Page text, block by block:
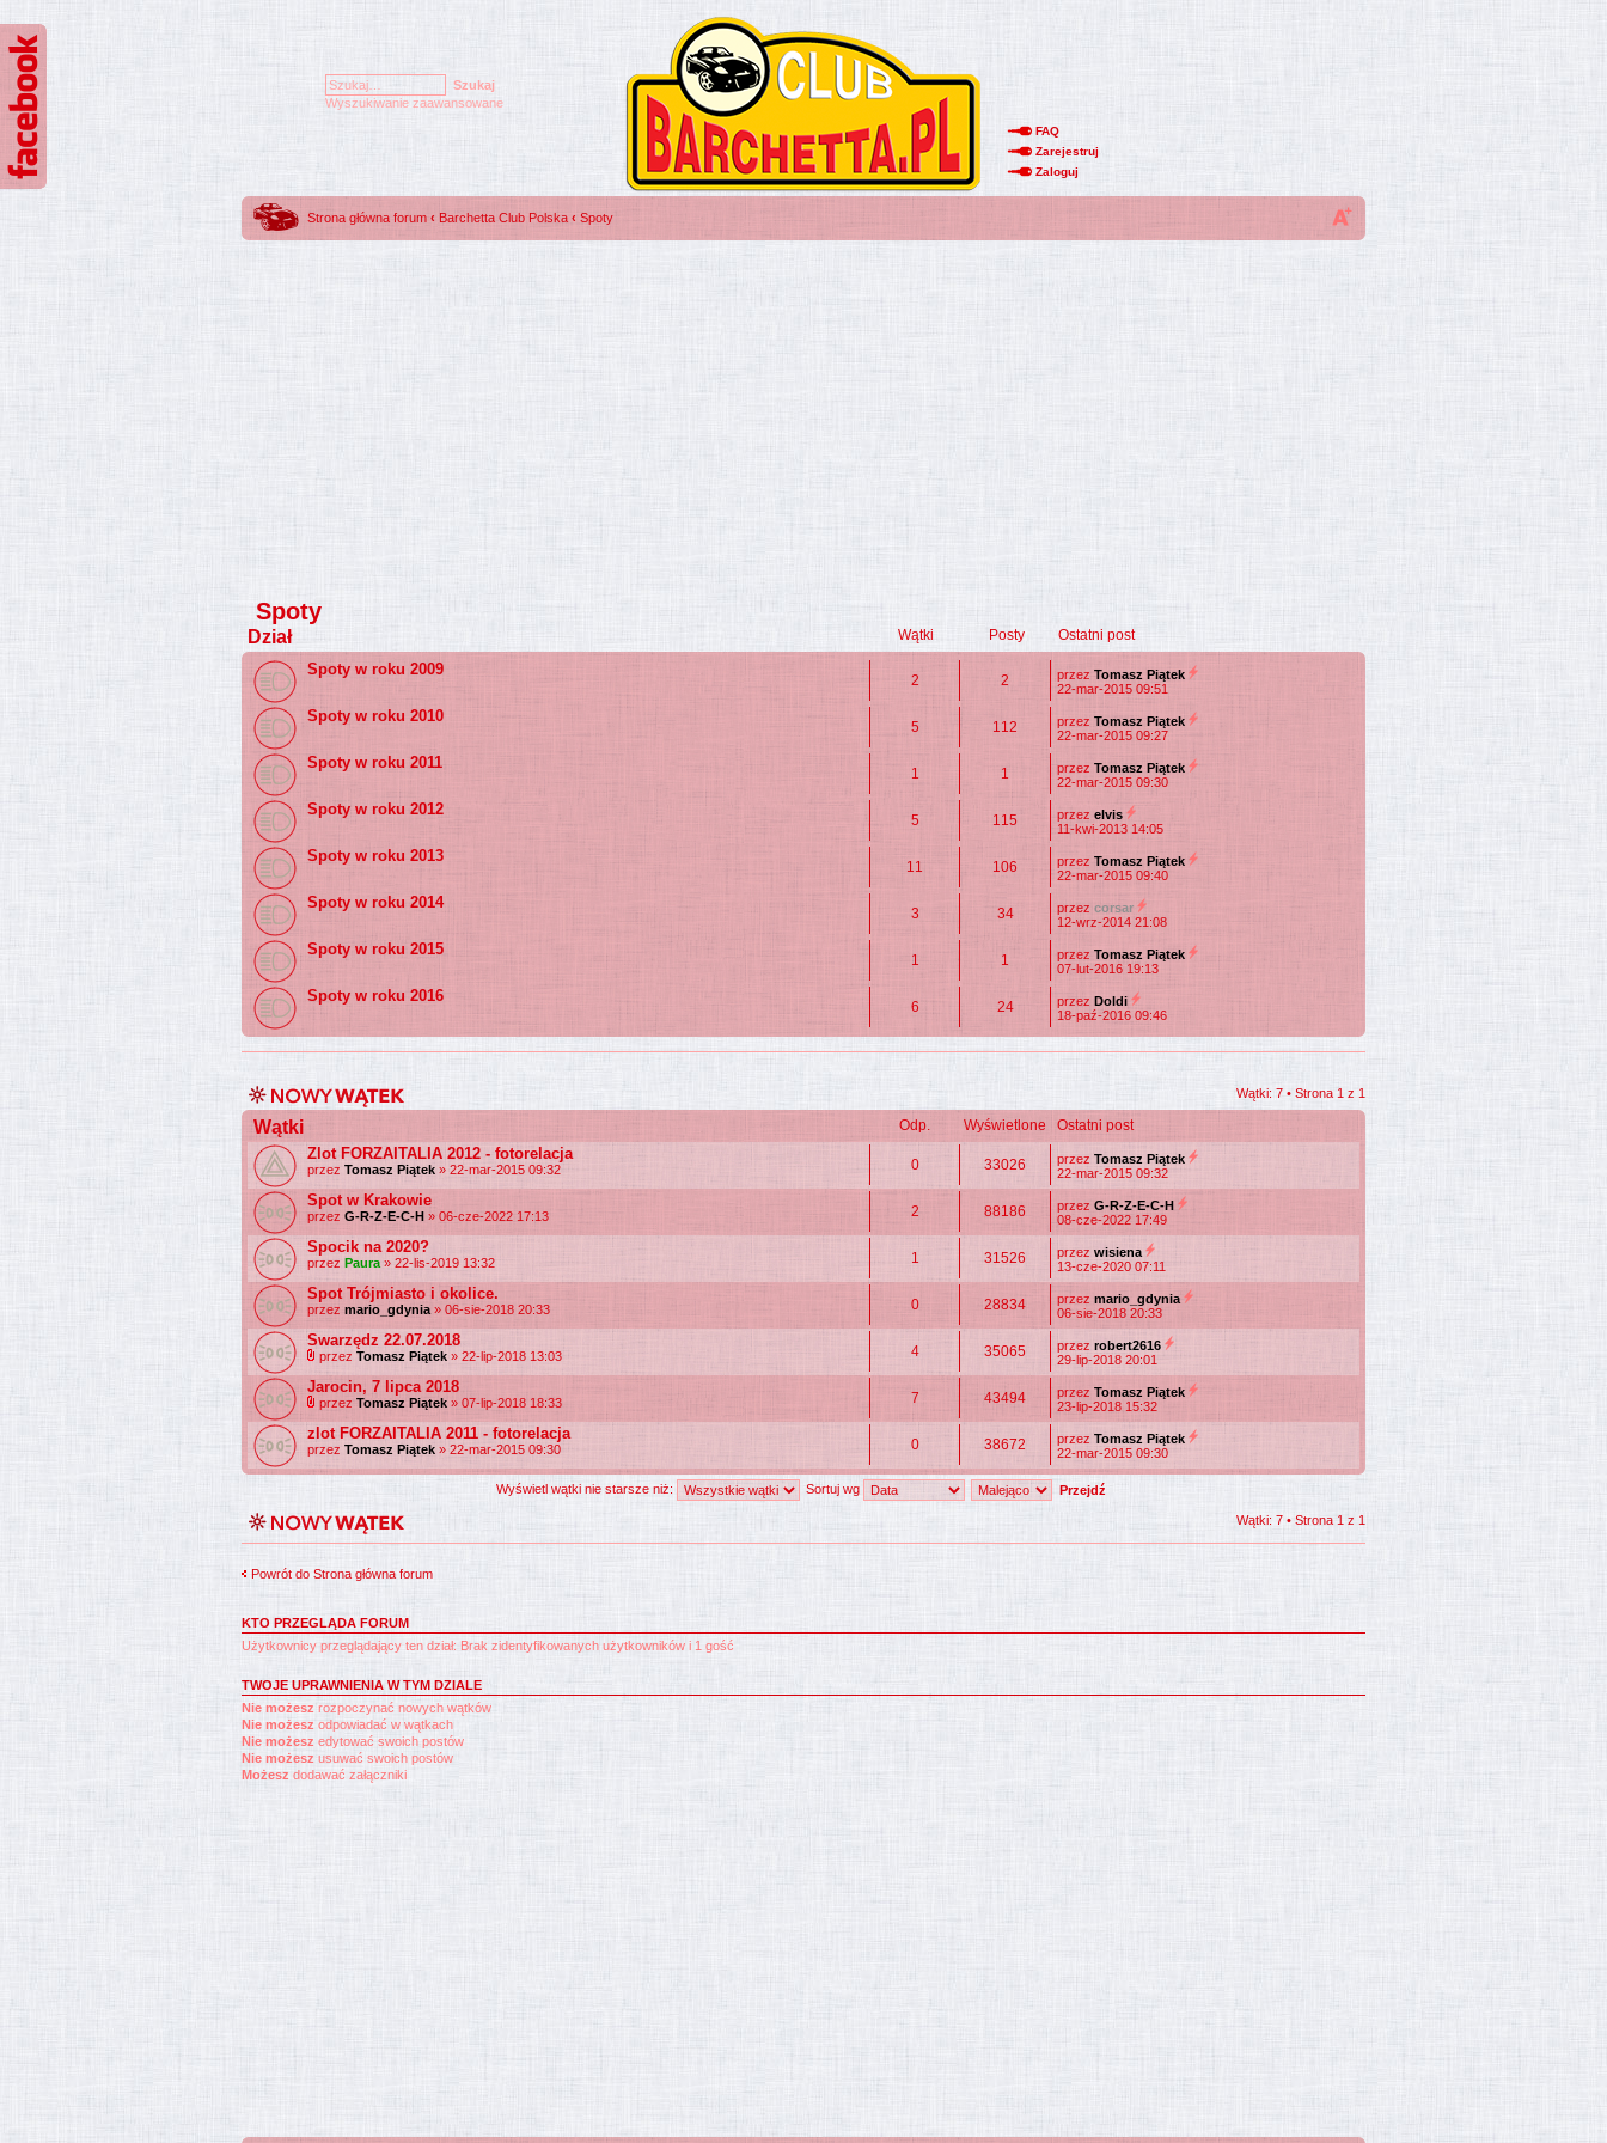
Wyszukiwanie zaawansowane
FAQ
Zarejestruj
Zaloguj
Strona główna forum ‹ Barchetta Club Polska ‹ Spoty
Spoty
Dział Wątki Posty Ostatni post
Spoty w roku 2009
2 2 przez Tomasz Piątek
22-mar-2015 09:51
Spoty w roku 2010
5 112 przez Tomasz Piątek
22-mar-2015 09:27
Spoty w roku 2011
1 1 przez Tomasz Piątek
22-mar-2015 09:30
Spoty w roku 2012
5 115 przez elvis
11-kwi-2013 14:05
Spoty w roku 2013
11 106 przez Tomasz Piątek
22-mar-2015 09:40
Spoty w roku 2014
3 34 przez corsar
12-wrz-2014 21:08
Spoty w roku 2015
1 1 przez Tomasz Piątek
07-lut-2016 19:13
Spoty w roku 2016
6 24 przez Doldi
18-paź-2016 09:46
Wątki: 7 • Strona 1 z 1
Wątki Odp. Wyświetlone Ostatni post
Zlot FORZAITALIA 2012 - fotorelacja
przez Tomasz Piątek » 22-mar-2015 09:32 0 33026 przez Tomasz Piątek
22-mar-2015 09:32
Spot w Krakowie
przez G-R-Z-E-C-H » 06-cze-2022 17:13 2 88186 przez G-R-Z-E-C-H
08-cze-2022 17:49
Spocik na 2020?
przez Paura » 22-lis-2019 13:32 1 31526 przez wisiena
13-cze-2020 07:11
Spot Trójmiasto i okolice.
przez mario_gdynia » 06-sie-2018 20:33 0 28834 przez mario_gdynia
06-sie-2018 20:33
Swarzędz 22.07.2018
przez Tomasz Piątek » 22-lip-2018 13:03 4 35065 przez robert2616
29-lip-2018 20:01
Jarocin, 7 lipca 2018
przez Tomasz Piątek » 07-lip-2018 18:33 7 43494 przez Tomasz Piątek
23-lip-2018 15:32
zlot FORZAITALIA 2011 - fotorelacja
przez Tomasz Piątek » 22-mar-2015 09:30 0 38672 przez Tomasz Piątek
22-mar-2015 09:30
Wyświetl wątki nie starsze niż: Sortuj wg
Wątki: 7 • Strona 1 z 1
Powrót do Strona główna forum
KTO PRZEGLĄDA FORUM
Użytkownicy przeglądający ten dział: Brak zidentyfikowanych użytkowników i 1 gość
TWOJE UPRAWNIENIA W TYM DZIALE
Nie możesz rozpoczynać nowych wątków
Nie możesz odpowiadać w wątkach
Nie możesz edytować swoich postów
Nie możesz usuwać swoich postów
Możesz dodawać załączniki